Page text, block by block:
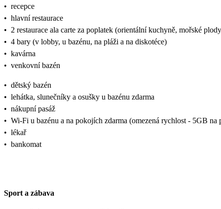
• recepce
• hlavní restaurace
• 2 restaurace ala carte za poplatek (orientální kuchyně, mořské
• 4 bary (v lobby, u bazénu, na pláži a na diskotéce)
• kavárna
• venkovní bazén
• dětský bazén
• lehátka, slunečníky a osušky u bazénu zdarma
• nákupní pasáž
• Wi-Fi u bazénu a na pokojích zdarma (omezená rychlost - 5GB na
• lékař
• bankomat
Sport a zábava